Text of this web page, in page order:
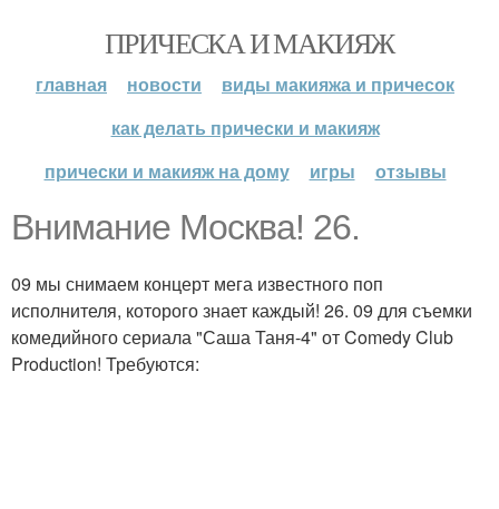
ПРИЧЕСКА И МАКИЯЖ
главная новости
виды макияжа и причесок
как делать прически и макияж
прически и макияж на дому
игры отзывы
Внимание Москва! 26.
09 мы снимаем концерт мега известного поп
исполнителя, которого знает каждый! 26. 09 для съемки
комедийного сериала "Саша Таня-4" от Comedy Club
Production! Требуются: